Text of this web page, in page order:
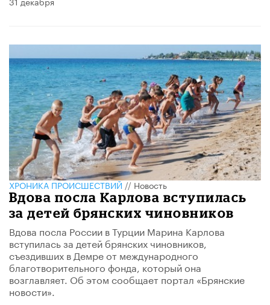
ХРОНИКА ПРОИСШЕСТВИЙ//Новость
Вдова посла Карлова вступилась
за детей брянских чиновников
Вдова посла России в Турции Марина Карлова
вступилась за детей брянских чиновников,
съездивших в Демре от международного
благотворительного фонда, который она
возглавляет. Об этом сообщает портал «Брянские
новости».